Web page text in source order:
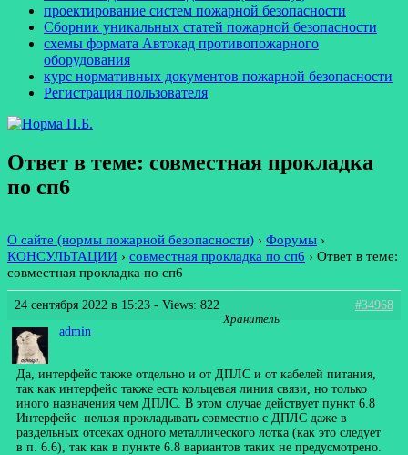
проектирование систем пожарной безопасности
Сборник уникальных статей пожарной безопасности
схемы формата Автокад противопожарного
оборудования
курс нормативных документов пожарной безопасности
Регистрация пользователя
Ответ в теме: совместная прокладка
по сп6
О сайте (нормы пожарной безопасности) › Форумы ›
КОНСУЛЬТАЦИИ › совместная прокладка по сп6 › Ответ в теме:
совместная прокладка по сп6
24 сентября 2022 в 15:23 - Views: 822
#34968
admin
Хранитель
Да, интерфейс также отдельно и от ДПЛС и от кабелей питания,
так как интерфейс также есть кольцевая линия связи, но только
иного назначения чем ДПЛС. В этом случае действует пункт 6.8
Интерфейс нельзя прокладывать совместно с ДПЛС даже в
раздельных отсеках одного металлического лотка (как это следует
в п. 6.6), так как в пункте 6.8 вариантов таких не предусмотрено.